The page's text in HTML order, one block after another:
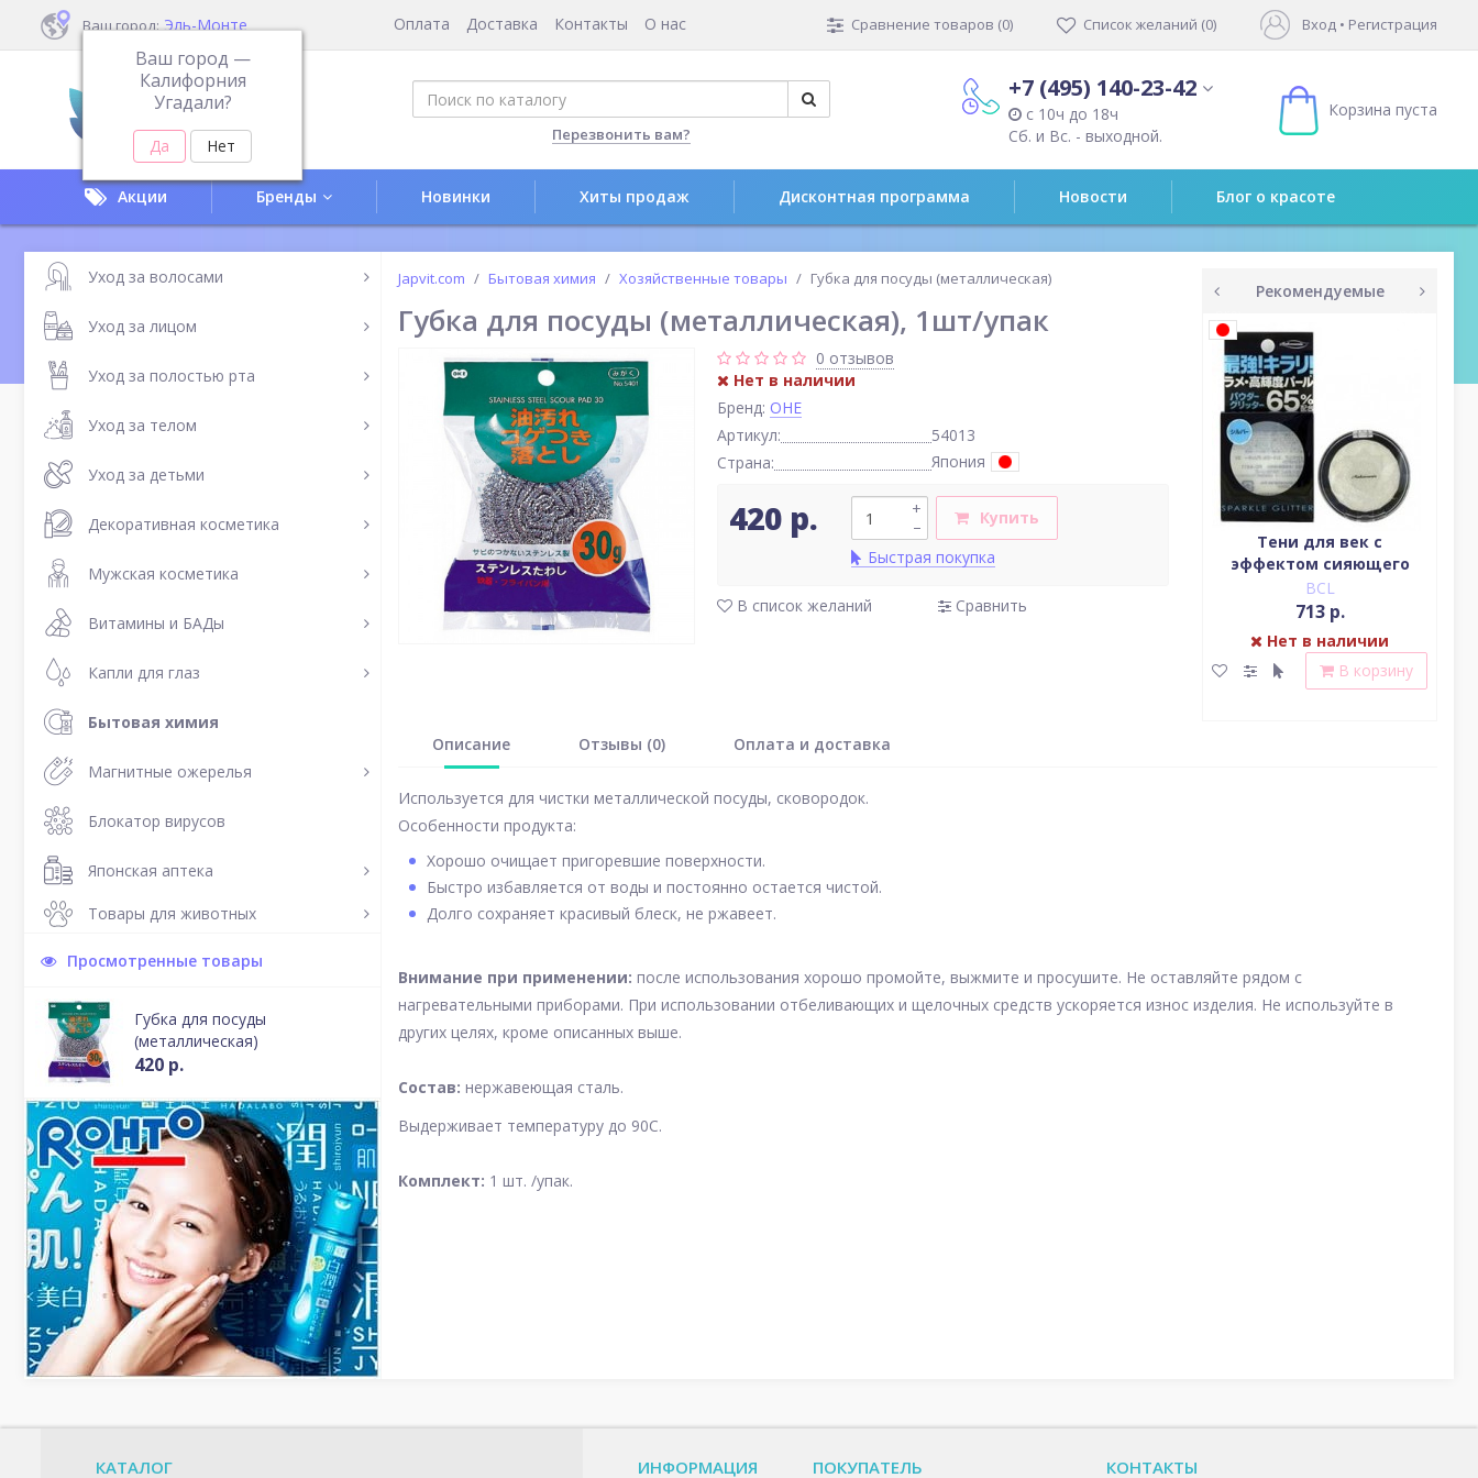
Ваш город: Эль-Монте
Ваш город —
Калифорния
Угадали?
Оплата Доставка Контакты О нас Сравнение товаров (0) Список желаний (0) Вход • Регистрация
Перезвонить вам?
+7 (495) 140-23-42
с 10ч до 18ч
Сб. и Вс. - выходной.
Корзина пуста
Акции Бренды Новинки Хиты продаж Дисконтная программа Новости Блог о красоте
Уход за волосами
Уход за лицом
Уход за полостью рта
Уход за телом
Уход за детьми
Декоративная косметика
Мужская косметика
Витамины и БАДы
Капли для глаз
Бытовая химия
Магнитные ожерелья
Блокатор вирусов
Японская аптека
Товары для животных
Просмотренные товары
Губка для посуды
(металлическая)
420 р.
Japvit.com Бытовая химия Хозяйственные товары Губка для посуды (металлическая)
Губка для посуды (металлическая), 1шт/упак
0 отзывов
Нет в наличии
Бренд: OHE
Артикул:
54013
Страна:
Япония
420 р. –
+
Купить
Быстрая покупка
В список желаний Сравнить
Рекомендуемые
Водостойкая жидкая
Тени для век c
эффектом сияющего
блеска (серебро)
BCL
713 р.
Нет в наличии
В корзину
Описание Отзывы (0) Оплата и доставка
Используется для чистки металлической посуды, сковородок.
Особенности продукта:
Хорошо очищает пригоревшие поверхности.
Быстро избавляется от воды и постоянно остается чистой.
Долго сохраняет красивый блеск, не ржавеет.
Внимание при применении: после использования хорошо промойте, выжмите и просушите. Не оставляйте рядом с
нагревательными приборами. При использовании отбеливающих и щелочных средств ускоряется износ изделия. Не используйте в
других целях, кроме описанных выше.
Состав: нержавеющая сталь.
Выдерживает температуру до 90С.
Комплект: 1 шт. /упак.
КАТАЛОГ ИНФОРМАЦИЯ ПОКУПАТЕЛЬ КОНТАКТЫ